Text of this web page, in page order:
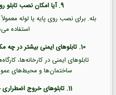
9. آیا امکان نصب تابلو روی پایه وجود دارد؟
بله. برای نصب روی پایه یا لوله معمولاً
استفاده
10. تابلوهای ایمنی بیشتر در چه مکان‌هایی استفاده می‌شوند؟
تابلوهای ایمنی در کارخانه‌ها،
ساختمان‌ها و محیط‌های
11. تابلوهای خروج اضطراری چه ویژگی‌هایی دارند؟